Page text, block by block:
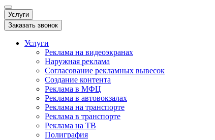
Услуги
Заказать звонок
Услуги
Реклама на видеоэкранах
Наружная реклама
Согласование рекламных вывесок
Создание контента
Реклама в МФЦ
Реклама в автовокзалах
Реклама на транспорте
Реклама в транспорте
Реклама на ТВ
Полиграфия